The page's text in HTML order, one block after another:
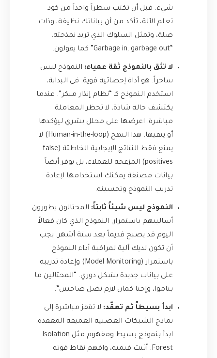
شيء. قبل أن تكتب سطراً واحداً من كود
تعلم الآلة، تأكد من أن بياناتك نظيفة، وذات
صلة، وتمثل السلوك الذي تريد نمذجته.
لا تثق بالنموذج ثقة عمياء: النموذج ليس
ساحراً. هو أداة إحصائية قوية. في البداية،
استخدم النموذج كـ “نظام إنذار مبكر”. عندما
يكتشف حالة شاذة، لا تحظر المعاملة
مباشرة. اعرضها على محلل بشري ليؤكدها
أو ينفيها. هذا النهج (Human-in-the-loop) لا
يمنع فقط النتائج الإيجابية الخاطئة (false
positives) المزعجة للعملاء، بل يوفر أيضاً
بيانات مصنفة يمكنك استخدامها لإعادة
تدريب النموذج وتحسينه.
النموذج ليس شيئاً ثابتاً: المحتالون يطورون
أساليبهم باستمرار. النموذج الذي كان فعالاً
اليوم قد يصبح قديماً بعد ستة أشهر. يجب
أن تكون لديك آلية لمراقبة أداء النموذج
باستمرار (Model Monitoring) وإعادة تدريبه
على بيانات جديدة بشكل دوري. “المحتالين ما
بناموا، وإحنا كمان لازم نضل صاحيين”.
ابدأ بسيطاً ثم تعقّد: لا تقفز مباشرة إلى
نماذج الشبكات العصبية العميقة المعقدة.
ابدأ بنموذج بسيط ومفهوم مثل Isolation
Forest. أثبت قيمته، وافهم نقاط قوته